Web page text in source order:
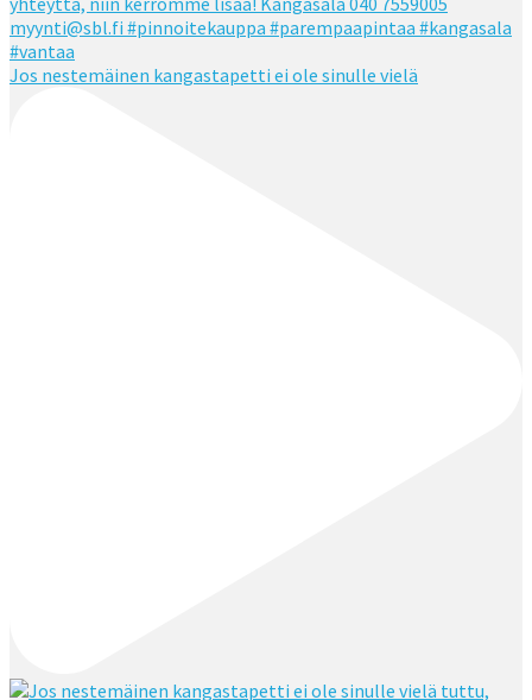
Jos nestemäinen kangastapetti ei ole sinulle vielä